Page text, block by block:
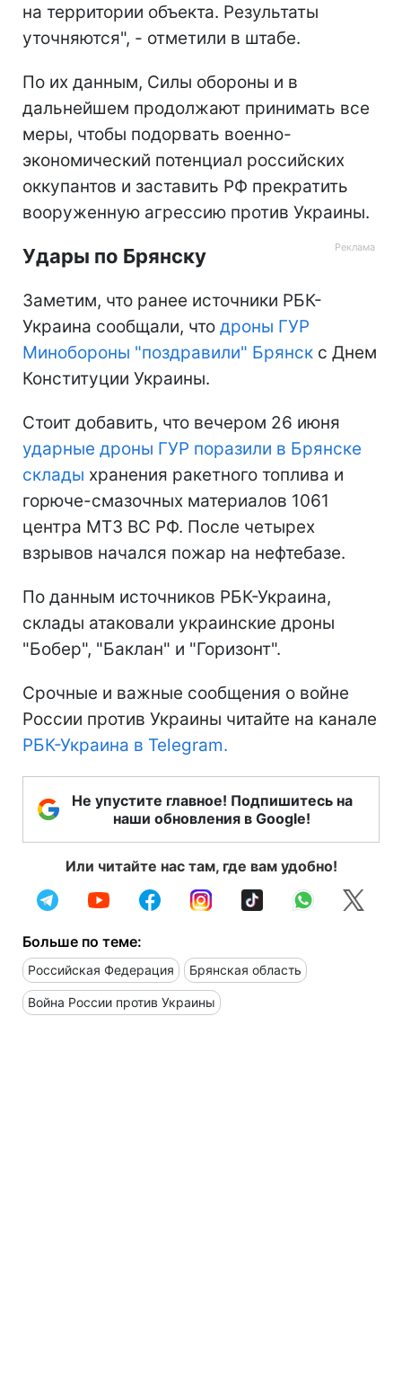
на территории объекта. Результаты
уточняются", - отметили в штабе.
По их данным, Силы обороны и в
дальнейшем продолжают принимать все
меры, чтобы подорвать военно-
экономический потенциал российских
оккупантов и заставить РФ прекратить
вооруженную агрессию против Украины.
Удары по Брянску
Заметим, что ранее источники РБК-
Украина сообщали, что дроны ГУР
Минобороны "поздравили" Брянск с Днем
Конституции Украины.
Стоит добавить, что вечером 26 июня
ударные дроны ГУР поразили в Брянске
склады хранения ракетного топлива и
горюче-смазочных материалов 1061
центра МТЗ ВС РФ. После четырех
взрывов начался пожар на нефтебазе.
По данным источников РБК-Украина,
склады атаковали украинские дроны
"Бобер", "Баклан" и "Горизонт".
Срочные и важные сообщения о войне
России против Украины читайте на канале
РБК-Украина в Telegram.
Не упустите главное! Подпишитесь на
наши обновления в Google!
Или читайте нас там, где вам удобно!
Больше по теме:
Российская Федерация Брянская область
Война России против Украины